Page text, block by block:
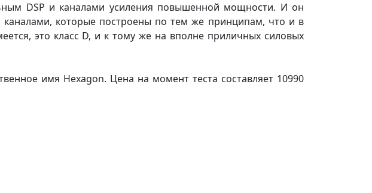
DSP и каналами усиления повышенной мощности. И он
каналами, которые построены по тем же принципам, что и в
это класс D, и к тому же на вполне приличных силовых
имя Hexagon. Цена на момент теста составляет 10990